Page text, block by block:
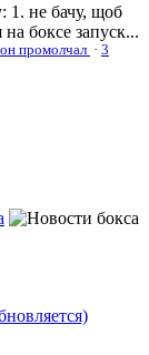
1. не бачу, щоб
боксе запуск...
промолчал · 3